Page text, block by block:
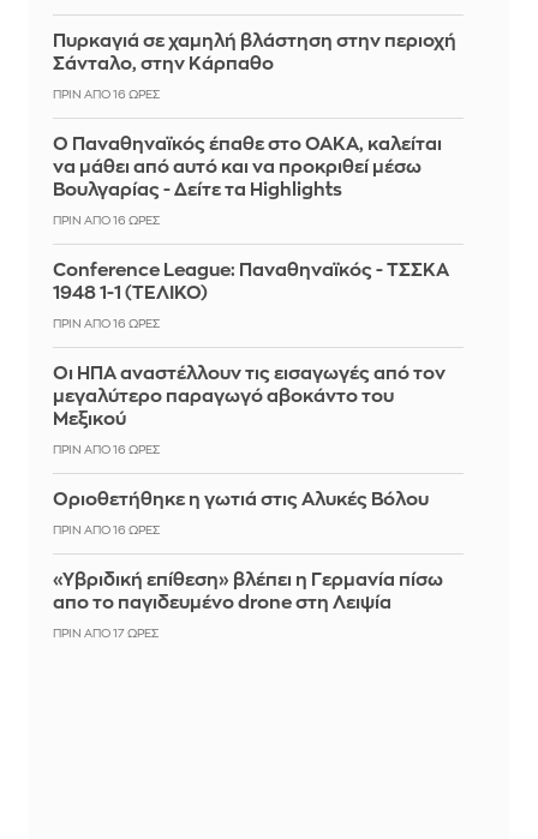
Πυρκαγιά σε χαμηλή βλάστηση στην περιοχή
Σάνταλο, στην Κάρπαθο
ΠΡΙΝ ΑΠΌ 16 ΏΡΕΣ
Ο Παναθηναϊκός έπαθε στο ΟΑΚΑ, καλείται
να μάθει από αυτό και να προκριθεί μέσω
Βουλγαρίας - Δείτε τα Highlights
ΠΡΙΝ ΑΠΌ 16 ΏΡΕΣ
Conference League: Παναθηναϊκός - ΤΣΣΚΑ
1948 1-1 (ΤΕΛΙΚΟ)
ΠΡΙΝ ΑΠΌ 16 ΏΡΕΣ
Οι ΗΠΑ αναστέλλουν τις εισαγωγές από τον
μεγαλύτερο παραγωγό αβοκάντο του
Μεξικού
ΠΡΙΝ ΑΠΌ 16 ΏΡΕΣ
Οριοθετήθηκε η γωτιά στις Αλυκές Βόλου
ΠΡΙΝ ΑΠΌ 16 ΏΡΕΣ
«Υβριδική επίθεση» βλέπει η Γερμανία πίσω
απο το παγιδευμένο drone στη Λειψία
ΠΡΙΝ ΑΠΌ 17 ΏΡΕΣ